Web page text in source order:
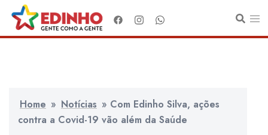
para
o
Home » Notícias » Com Edinho Silva, ações
contra a Covid-19 vão além da Saúde